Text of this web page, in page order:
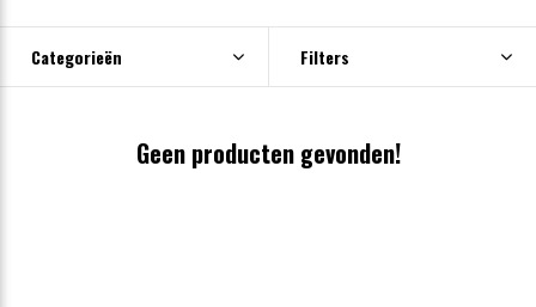
Categorieën Filters
Geen producten gevonden!